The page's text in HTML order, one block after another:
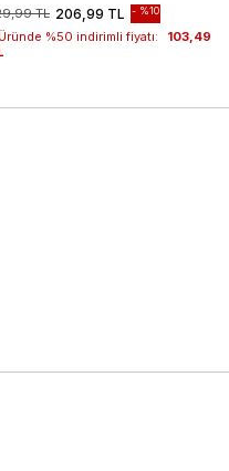
206,99 TL
TL %10
%50 indirimli fiyatı:
103,49